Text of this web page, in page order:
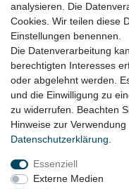
analysieren. Die
Cookies. Wir teilen diese
Einstellungen benennen.
Die Datenverarbeitung
berechtigten Interesses
oder abgelehnt werden.
und die Einwilligung zu
zu widerrufen. Beachten
Hinweise zur
Daten­schutz­erklärung
Essenziell
Externe Medien
Impressum
Widerrufs­recht